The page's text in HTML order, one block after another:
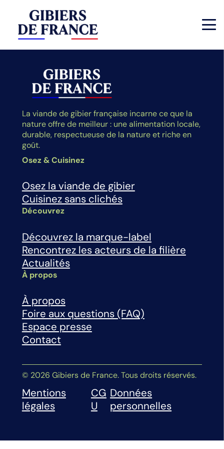
La viande de gibier française incarne ce que la
nature offre de meilleur : une alimentation locale,
durable, respectueuse de la nature et riche en
goût.
Osez & Cuisinez
Osez la viande de gibier
Cuisinez sans clichés
Découvrez
Découvrez la marque-label
Rencontrez les acteurs de la filière
Actualités
À propos
À propos
Foire aux questions (FAQ)
Espace presse
Contact
© 2026 Gibiers de France. Tous droits réservés.
Mentions
légales
CG
U
Données
personnelles